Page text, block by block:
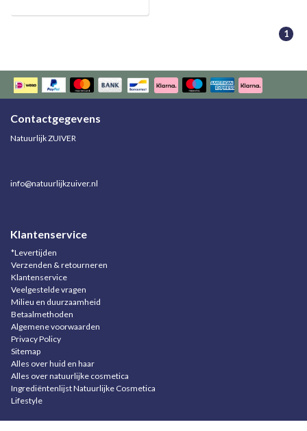
1
Contactgegevens
Natuurlijk ZUIVER
info@natuurlijkzuiver.nl
Klantenservice
*Levertijden
Verzenden & retourneren
Klantenservice
Veelgestelde vragen
Milieu en duurzaamheid
Betaalmethoden
Algemene voorwaarden
Privacy Policy
Sitemap
Alles over huid en haar
Alles over natuurlijke cosmetica
Ingrediëntenlijst Natuurlijke Cosmetica
Lifestyle